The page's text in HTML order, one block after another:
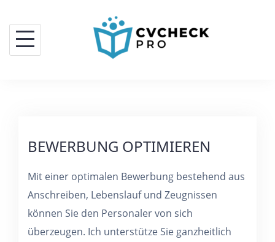
BEWERBUNG OPTIMIEREN
Mit einer optimalen Bewerbung bestehend aus
Anschreiben, Lebenslauf und Zeugnissen
können Sie den Personaler von sich
überzeugen. Ich unterstütze Sie ganzheitlich